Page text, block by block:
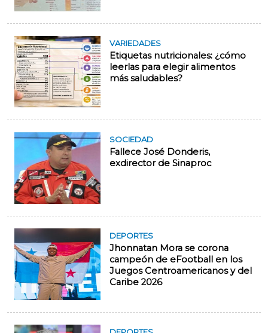
VARIEDADES
Etiquetas nutricionales: ¿cómo
leerlas para elegir alimentos
más saludables?
SOCIEDAD
Fallece José Donderis,
exdirector de Sinaproc
DEPORTES
Jhonnatan Mora se corona
campeón de eFootball en los
Juegos Centroamericanos y del
Caribe 2026